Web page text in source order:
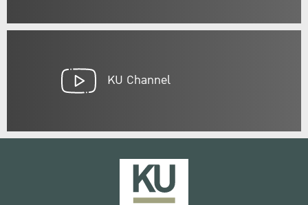
KU Channel